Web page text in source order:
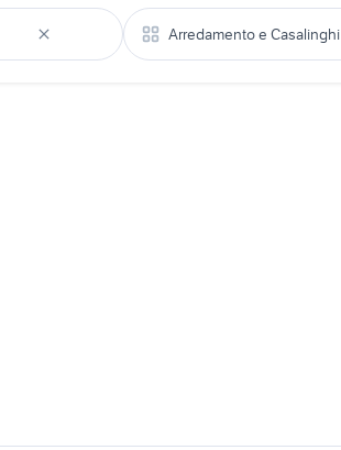
Arredamento e Casalinghi